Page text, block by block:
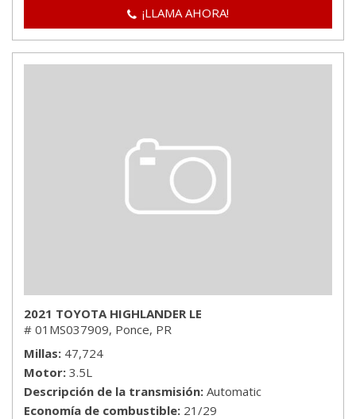
¡LLAMA AHORA!
2021 TOYOTA HIGHLANDER LE
# 01MS037909, Ponce, PR
Millas 47,724
Motor 3.5L
Descripción de la transmisión Automatic
Economía de combustible 21/29